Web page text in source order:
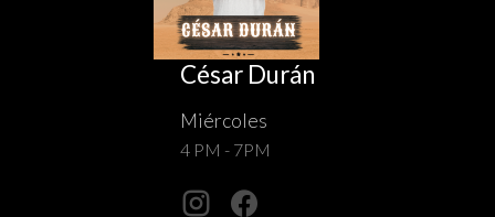
César Durán
Miércoles
4 PM - 7PM